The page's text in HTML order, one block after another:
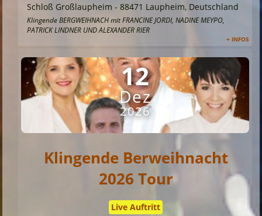
Schloß Großlaupheim-88471 Laupheim, Deutschland
Klingende BERGWEIHNACH mit FRANCINE JORDI, NADINE MEYPO,
PATRICK LINDNER UND ALEXANDER RIER
+ INFOS
12
Dez
2026
Klingende Berweihnacht
2026 Tour
Live Auftritt